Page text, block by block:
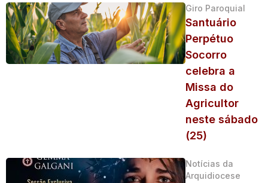
Giro Paroquial
Santuário
Perpétuo
Socorro
celebra a
Missa do
Agricultor
neste sábado
(25)
Notícias da
Arquidiocese